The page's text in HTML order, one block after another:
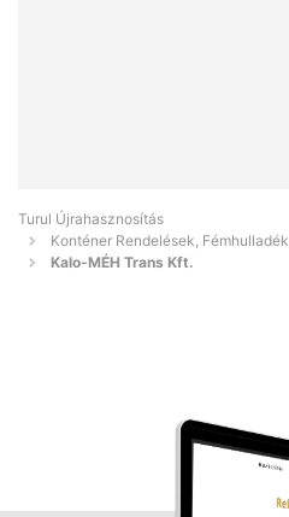
Turul Újrahasznosítás
Konténer Rendelések,
Kalo-MÉH Trans Kft.